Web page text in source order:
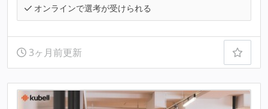
オンラインで選考が受けられる
3ヶ月前更新